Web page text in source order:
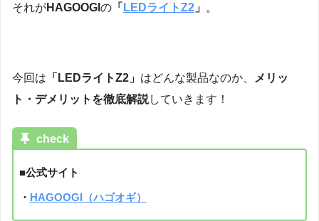
それがHAGOOGI の 「 LEDライトZ2 」 。
今回は 「LEDライトZ2」 はどんな製品なのか、 メリッ
ト・デメリットを徹底解説していきます！
check
■公式サイト
・ HAGOOGI（ハゴオギ）